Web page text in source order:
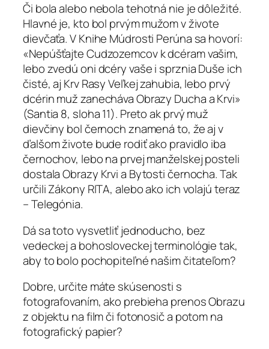
Či bola alebo nebola tehotná nie je dôležité.
Hlavné je, kto bol prvým mužom v živote
dievčaťa. V Knihe Múdrosti Perúna sa hovorí:
«Nepúšťajte Cudzozemcov k dcéram vašim,
lebo zvedú oni dcéry vaše i sprznia Duše ich
čisté, aj Krv Rasy Veľkej zahubia, lebo prvý
dcérin muž zanecháva Obrazy Ducha a Krvi»
(Santia 8, sloha 11). Preto ak prvý muž
dievčiny bol černoch znamená to, že aj v
ďalšom živote bude rodiť ako pravidlo iba
černochov, lebo na prvej manželskej posteli
dostala Obrazy Krvi a Bytosti černocha. Tak
určili Zákony RITA, alebo ako ich volajú teraz
– Telegónia.
Dá sa toto vysvetliť jednoducho, bez
vedeckej a bohosloveckej terminológie tak,
aby to bolo pochopiteľné našim čitateľom?
Dobre, určite máte skúsenosti s
fotografovaním, ako prebieha prenos Obrazu
z objektu na film či fotonosič a potom na
fotografický papier?